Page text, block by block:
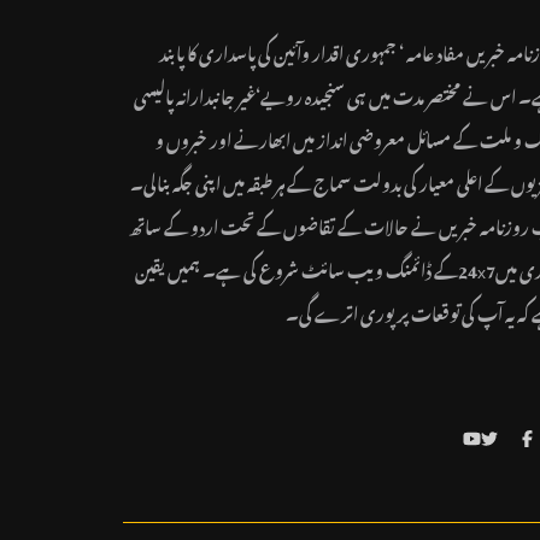
خبریں مفاد عامہ ‘ جمہوری اقدار وآئین کی پاسداری کا پابند
اس نے مختصر مدت میں ہی سنجیدہ رویے‘غیر جانبدارانہ پالیسی
و ملت کے مسائل معروضی انداز میں ابھارنے اور خبروں و
کے اعلی معیار کی بدولت سماج کے ہر طبقہ میں اپنی جگہ بنالی۔
خبریں نے حالات کے تقاضوں کے تحت اردو کے ساتھ
ہندی میں24x7کے ڈائمنگ ویب سائٹ شروع کی ہے۔ ہمیں یقین
یہ آپ کی توقعات پر پوری اترے گی۔